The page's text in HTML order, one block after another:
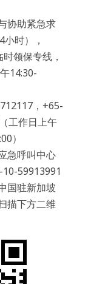
协助紧急求
时），
领保专线，
14:30-
，+65-
工作日上午
）
急呼叫中心
59913991
国驻新加坡
描下方二维